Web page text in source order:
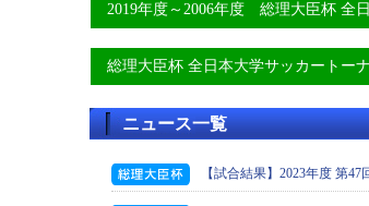
2019年度～2006年度 総理大臣杯 全
総理大臣杯 全日本大学サッカートー
ニュース一覧
【試合結果】2023年度 第